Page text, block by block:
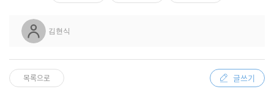
김현식
목록으로 글쓰기